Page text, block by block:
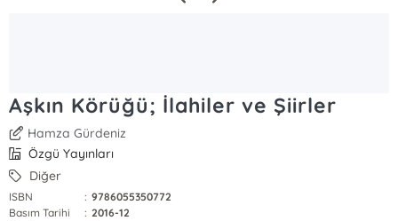
Aşkın Körüğü; İlahiler ve Şiirler
Hamza Gürdeniz
Özgü Yayınları
Diğer
ISBN : 9786055350772
Basım Tarihi
: 2016-12